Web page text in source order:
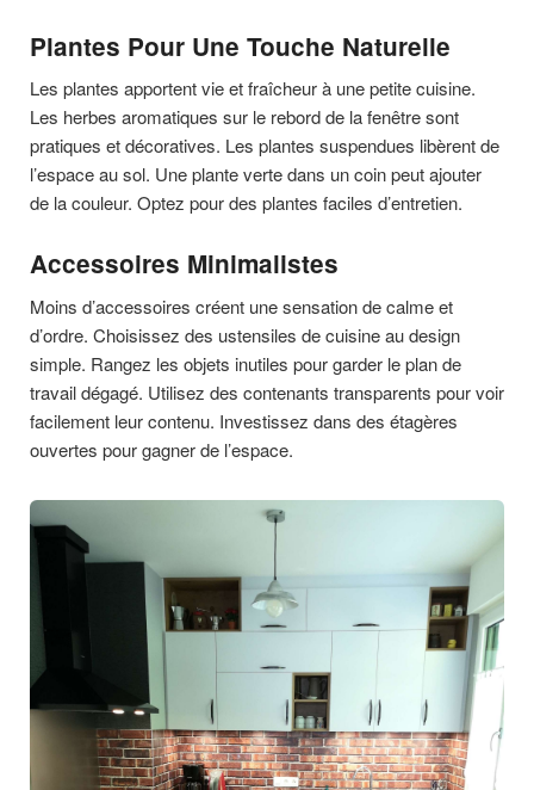
Plantes Pour Une Touche Naturelle
Les plantes apportent vie et fraîcheur à une petite cuisine.
Les herbes aromatiques sur le rebord de la fenêtre sont
pratiques et décoratives. Les plantes suspendues libèrent de
l’espace au sol. Une plante verte dans un coin peut ajouter
de la couleur. Optez pour des plantes faciles d’entretien.
Accessoires Minimalistes
Moins d’accessoires créent une sensation de calme et
d’ordre. Choisissez des ustensiles de cuisine au design
simple. Rangez les objets inutiles pour garder le plan de
travail dégagé. Utilisez des contenants transparents pour voir
facilement leur contenu. Investissez dans des étagères
ouvertes pour gagner de l’espace.